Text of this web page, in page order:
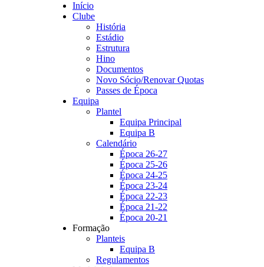
Início
Clube
História
Estádio
Estrutura
Hino
Documentos
Novo Sócio/Renovar Quotas
Passes de Época
Equipa
Plantel
Equipa Principal
Equipa B
Calendário
Época 26-27
Época 25-26
Época 24-25
Época 23-24
Época 22-23
Época 21-22
Época 20-21
Formação
Planteis
Equipa B
Regulamentos